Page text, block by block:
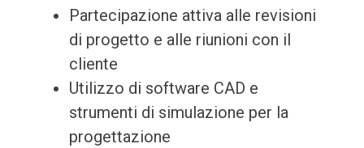
Partecipazione attiva alle revisioni
di progetto e alle riunioni con il
cliente
Utilizzo di software CAD e
strumenti di simulazione per la
progettazione